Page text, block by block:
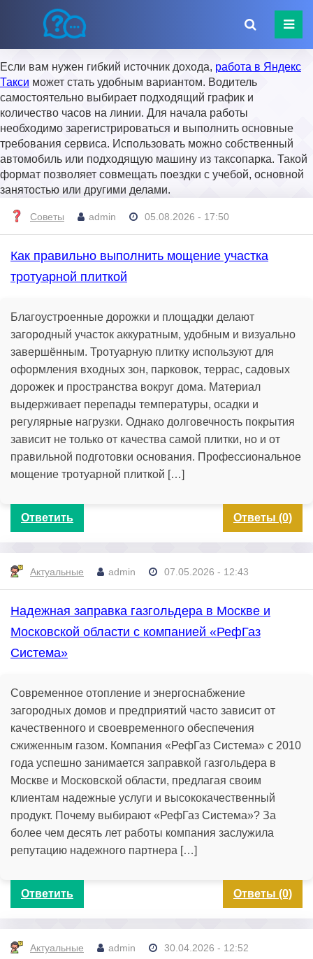
Если вам нужен гибкий источник дохода, работа в Яндекс
Такси может стать удобным вариантом. Водитель
самостоятельно выбирает подходящий график и
количество часов на линии. Для начала работы
необходимо зарегистрироваться и выполнить основные
требования сервиса. Использовать можно собственный
автомобиль или подходящую машину из таксопарка. Такой
формат позволяет совмещать поездки с учебой, основной
занятостью или другими делами.
Советы admin 05.08.2026 - 17:50
Как правильно выполнить мощение участка
тротуарной плиткой
Благоустроенные дорожки и площадки делают
загородный участок аккуратным, удобным и визуально
завершённым. Тротуарную плитку используют для
оформления входных зон, парковок, террас, садовых
дорожек и пространства вокруг дома. Материал
выдерживает перепады температуры, осадки и
регулярные нагрузки. Однако долговечность покрытия
зависит не только от качества самой плитки, но и от
правильной подготовки основания. Профессиональное
мощение тротуарной плиткой […]
Ответить Ответы (0)
Актуальные admin 07.05.2026 - 12:43
Надежная заправка газгольдера в Москве и
Московской области с компанией «РефГаз
Система»
Современное отопление и энергоснабжение
загородных домов и предприятий часто зависит от
качественного и своевременного обеспечения
сжиженным газом. Компания «РефГаз Система» с 2010
года успешно занимается заправкой газгольдера в
Москве и Московской области, предлагая своим
клиентам надежные услуги и высококачественный
продукт. Почему выбирают «РефГаз Система»? За
более чем десять лет работы компания заслужила
репутацию надежного партнера […]
Ответить Ответы (0)
Актуальные admin 30.04.2026 - 12:52